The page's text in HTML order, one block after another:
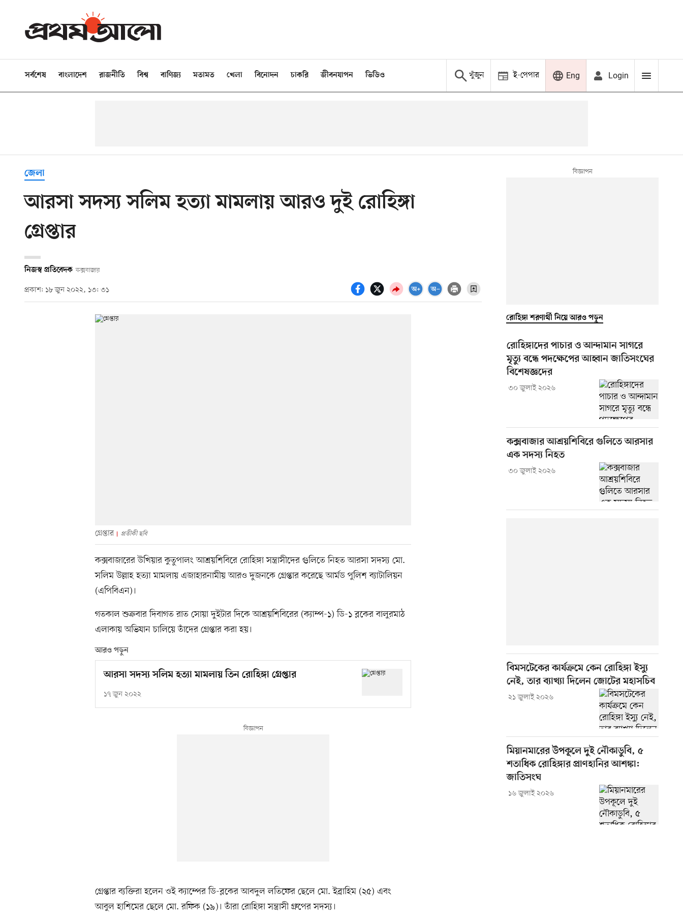
সর্বশেষ বাংলাদেশ রাজনীতি বিশ্ব বাণিজ্য মতামত খেলা বিনোদন চাকরি জীবনযাপন ভিডিও খুঁজুন ই-পেপার Eng Login
জেলা
আরসা সদস্য সলিম হত্যা মামলায় আরও দুই রোহিঙ্গা
গ্রেপ্তার
নিজস্ব প্রতিবেদক কক্সবাজার
প্রকাশ: ১৮ জুন ২০২২, ১৩: ৩১
গ্রেপ্তার প্রতীকী ছবি
কক্সবাজারের উখিয়ার কুতুপালং আশ্রয়শিবিরে রোহিঙ্গা সন্ত্রাসীদের গুলিতে নিহত আরসা সদস্য মো.
সলিম উল্লাহ হত্যা মামলায় এজাহারনামীয় আরও দুজনকে গ্রেপ্তার করেছে আর্মড পুলিশ ব্যাটালিয়ন
(এপিবিএন)।
গতকাল শুক্রবার দিবাগত রাত সোয়া দুইটার দিকে আশ্রয়শিবিরের (ক্যাম্প-১) ডি-১ ব্লকের বালুরমাঠ
এলাকায় অভিযান চালিয়ে তাঁদের গ্রেপ্তার করা হয়।
আরও পড়ুন
আরসা সদস্য সলিম হত্যা মামলায় তিন রোহিঙ্গা গ্রেপ্তার
১৭ জুন ২০২২
গ্রেপ্তার ব্যক্তিরা হলেন ওই ক্যাম্পের ডি-ব্লকের আবদুল লতিফের ছেলে মো. ইব্রাহিম (২৫) এবং
আবুল হাশিমের ছেলে মো. রফিক (১৯)। তাঁরা রোহিঙ্গা সন্ত্রাসী গ্রুপের সদস্য।
রোহিঙ্গা শরণার্থী নিয়ে আরও পড়ুন
রোহিঙ্গাদের পাচার ও আন্দামান সাগরে
মৃত্যু বন্ধে পদক্ষেপের আহ্বান জাতিসংঘের
বিশেষজ্ঞদের
৩০ জুলাই ২০২৬
কক্সবাজার আশ্রয়শিবিরে গুলিতে আরসার
এক সদস্য নিহত
৩০ জুলাই ২০২৬
বিমসটেকের কার্যক্রমে কেন রোহিঙ্গা ইস্যু
নেই, তার ব্যাখ্যা দিলেন জোটের মহাসচিব
২১ জুলাই ২০২৬
মিয়ানমারের উপকূলে দুই নৌকাডুবি, ৫
শতাধিক রোহিঙ্গার প্রাণহানির আশঙ্কা:
জাতিসংঘ
১৬ জুলাই ২০২৬